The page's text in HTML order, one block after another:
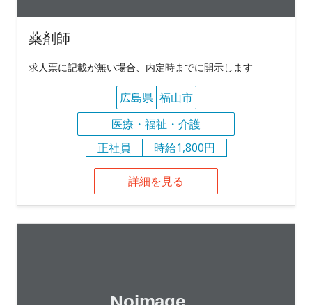
薬剤師
求人票に記載が無い場合、内定時までに開示します
広島県 福山市
医療・福祉・介護
正社員
時給1,800円
詳細を見る